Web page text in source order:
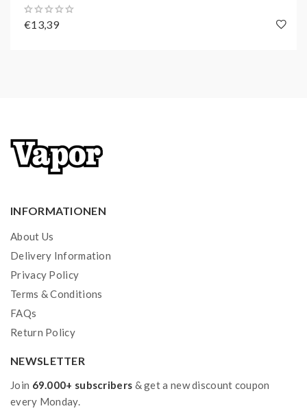
€13,39
INFORMATIONEN
About Us
Delivery Information
Privacy Policy
Terms & Conditions
FAQs
Return Policy
NEWSLETTER
Join 69.000+ subscribers & get a new discount coupon
every Monday.